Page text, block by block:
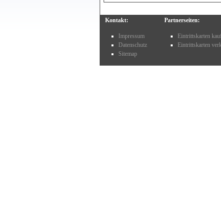
Kontakt:
Impressum
Datenschutz
Sitemap
Partnerseiten:
Eintrittskarten
Eintrittskarten